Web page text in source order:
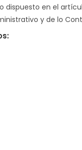
dispuesto en el
y de lo